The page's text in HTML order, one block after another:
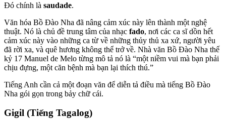
Đó chính là saudade.
Văn hóa Bồ Đào Nha đã nâng cảm xúc này lên thành một nghệ
thuật. Nó là chủ đề trung tâm của nhạc fado, nơi các ca sĩ dồn hết
cảm xúc này vào những ca từ về những thủy thủ xa xứ, người yêu
đã rời xa, và quê hương không thể trở về. Nhà văn Bồ Đào Nha thế
kỷ 17 Manuel de Melo từng mô tả nó là “một niềm vui mà bạn phải
chịu đựng, một căn bệnh mà bạn lại thích thú.”
Tiếng Anh cần cả một đoạn văn để diễn tả điều mà tiếng Bồ Đào
Nha gói gọn trong bảy chữ cái.
Gigil (Tiếng Tagalog)